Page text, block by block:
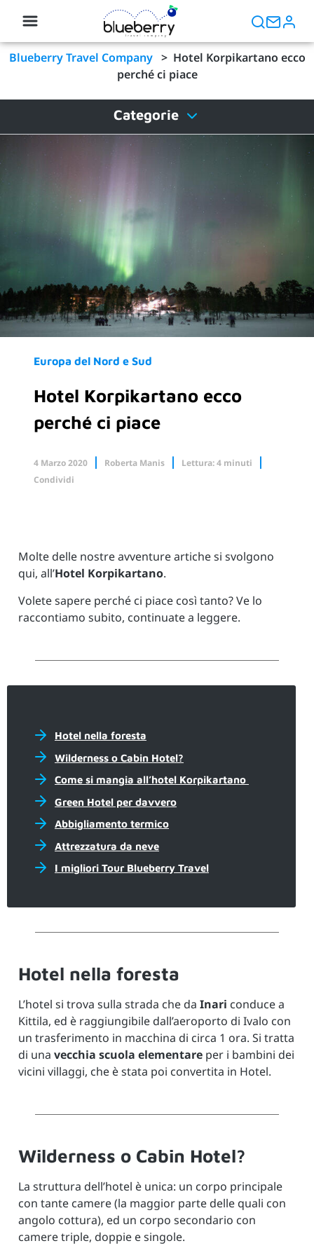
Blueberry Travel Company> Hotel Korpikartano ecco
perché ci piace
Categorie
Europa del Nord e Sud
Hotel Korpikartano ecco
perché ci piace
4 Marzo 2020 Roberta Manis
Lettura: 4 minuti
Condividi
Molte delle nostre avventure artiche si svolgono
qui, all’Hotel Korpikartano.
Volete sapere perché ci piace così tanto? Ve lo
raccontiamo subito, continuate a leggere.
Hotel nella foresta
Wilderness o Cabin Hotel?
Come si mangia all’hotel Korpikartano
Green Hotel per davvero
Abbigliamento termico
Attrezzatura da neve
I migliori Tour Blueberry Travel
Hotel nella foresta
L’hotel si trova sulla strada che da Inari conduce a
Kittila, ed è raggiungibile dall’aeroporto di Ivalo con
un trasferimento in macchina di circa 1 ora. Si tratta
di una vecchia scuola elementare per i bambini dei
vicini villaggi, che è stata poi convertita in Hotel.
Wilderness o Cabin Hotel?
La struttura dell’hotel è unica: un corpo principale
con tante camere (la maggior parte delle quali con
angolo cottura), ed un corpo secondario con
camere triple, doppie e singole.